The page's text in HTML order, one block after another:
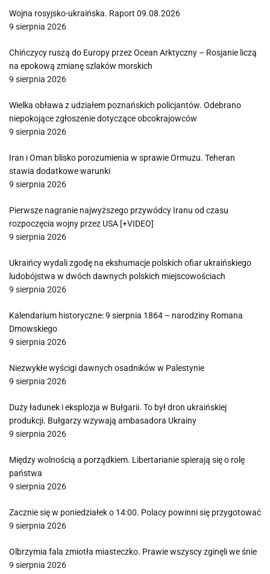
Wojna rosyjsko-ukraińska. Raport 09.08.2026
9 sierpnia 2026
Chińczycy ruszą do Europy przez Ocean Arktyczny – Rosjanie liczą
na epokową zmianę szlaków morskich
9 sierpnia 2026
Wielka obława z udziałem poznańskich policjantów. Odebrano
niepokojące zgłoszenie dotyczące obcokrajowców
9 sierpnia 2026
Iran i Oman blisko porozumienia w sprawie Ormuzu. Teheran
stawia dodatkowe warunki
9 sierpnia 2026
Pierwsze nagranie najwyższego przywódcy Iranu od czasu
rozpoczęcia wojny przez USA [+VIDEO]
9 sierpnia 2026
Ukraińcy wydali zgodę na ekshumacje polskich ofiar ukraińskiego
ludobójstwa w dwóch dawnych polskich miejscowościach
9 sierpnia 2026
Kalendarium historyczne: 9 sierpnia 1864 – narodziny Romana
Dmowskiego
9 sierpnia 2026
Niezwykłe wyścigi dawnych osadników w Palestynie
9 sierpnia 2026
Duży ładunek i eksplozja w Bułgarii. To był dron ukraińskiej
produkcji. Bułgarzy wzywają ambasadora Ukrainy
9 sierpnia 2026
Między wolnością a porządkiem. Libertarianie spierają się o rolę
państwa
9 sierpnia 2026
Zacznie się w poniedziałek o 14:00. Polacy powinni się przygotować
9 sierpnia 2026
Olbrzymia fala zmiotła miasteczko. Prawie wszyscy zginęli we śnie
9 sierpnia 2026